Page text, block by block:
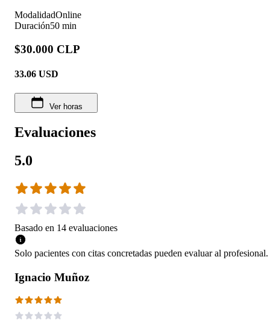
ModalidadOnline
Duración50 min
$30.000 CLP
33.06 USD
Ver horas
Evaluaciones
5.0
Basado en 14 evaluaciones
Solo pacientes con citas concretadas pueden evaluar al profesional.
Ignacio Muñoz